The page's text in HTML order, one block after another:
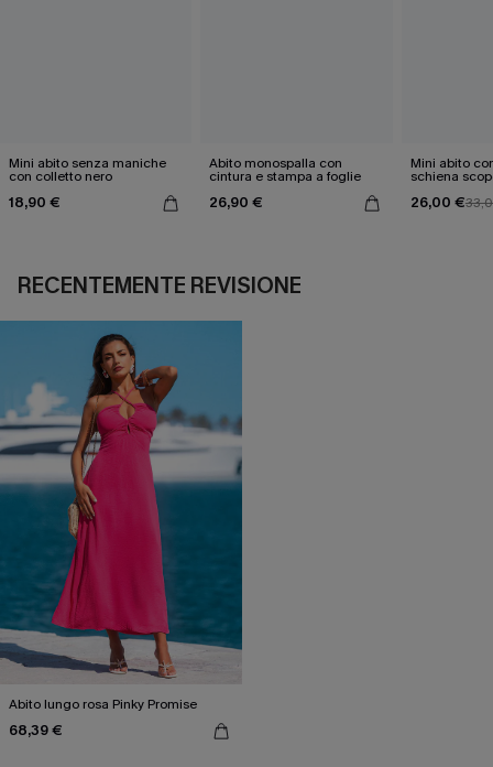
Mini abito senza maniche
con colletto nero
18,90 €
Abito monospalla con
cintura e stampa a foglie
26,90 €
Mini abito
schiena
26,00 €
RECENTEMENTE REVISIONE
Abito lungo rosa Pinky Promise
68,39 €